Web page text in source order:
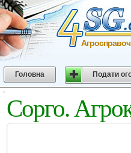
Головна Подати
Сорго.